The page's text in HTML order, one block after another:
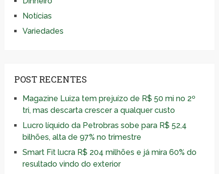
Notícias
Variedades
POST RECENTES
Magazine Luiza tem prejuízo de R$ 50 mi no 2º
tri, mas descarta crescer a qualquer custo
Lucro líquido da Petrobras sobe para R$ 52,4
bilhões, alta de 97% no trimestre
Smart Fit lucra R$ 204 milhões e já mira 60% do
resultado vindo do exterior